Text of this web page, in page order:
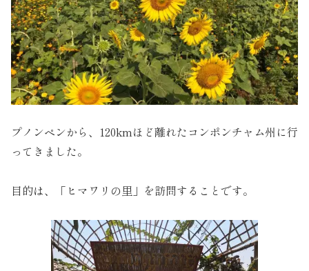
プノンペンから、120kmほど離れたコンポンチャム州に行
ってきました。
目的は、「ヒマワリの里」を訪問することです。